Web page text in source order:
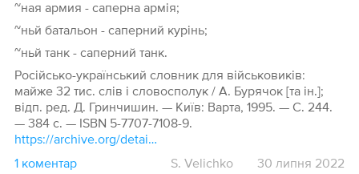
~ная армия - саперна армія;
~ньй батальон - саперний курінь;
~ньй танк - саперний танк.
Російсько-український словник для військовиків:
майже 32 тис. слів і словосполук / А. Бурячок [та ін.];
відп. ред. Д. Гринчишин. — Київ: Варта, 1995. — С. 244.
— 384 с. — ISBN 5-7707-7108-9.
https://archive.org/details/rosukr1995/page/244/mode/1up
1 коментар
S. Velichko 30 липня 2022